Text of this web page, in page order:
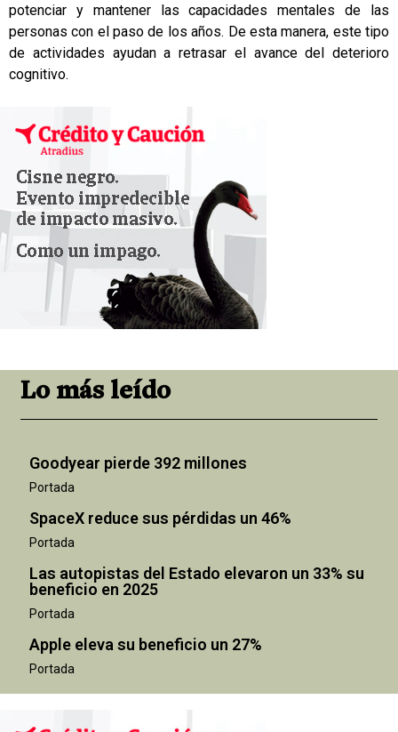
potenciar y mantener las capacidades mentales de las
personas con el paso de los años. De esta manera, este tipo
de actividades ayudan a retrasar el avance del deterioro
cognitivo.
Lo más leído
Goodyear pierde 392 millones
Portada
SpaceX reduce sus pérdidas un 46%
Portada
Las autopistas del Estado elevaron un 33% su
beneficio en 2025
Portada
Apple eleva su beneficio un 27%
Portada